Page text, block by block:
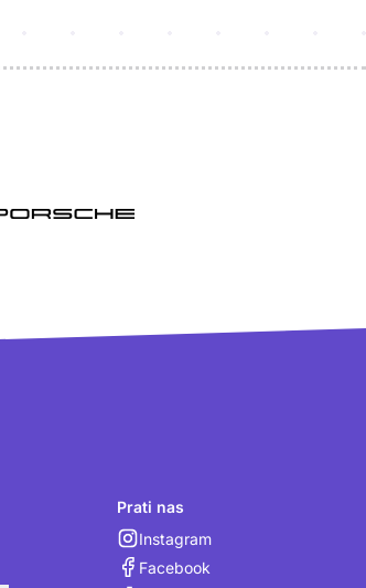
Prati nas
Instagram
Facebook